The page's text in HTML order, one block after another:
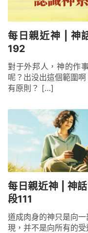
每日親近神 | 神
192
對于外邦人，神的作
呢？出没出這個範圍
有原則？ […]
每日親近神 | 神
段111
道成肉身的神只是向
現，并不是向所有的